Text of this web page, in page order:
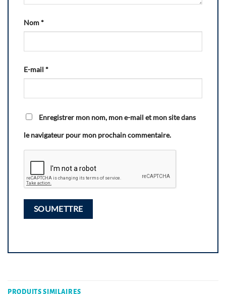
Nom*
E-mail *
Enregistrer mon nom, mon e-mail et mon site dans
le navigateur pour mon prochain commentaire.
PRODUITS SIMILAIRES